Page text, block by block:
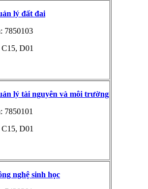
lý đất đai
7850103
D01
lý tài nguyên và môi trường
7850101
D01
nghệ sinh học